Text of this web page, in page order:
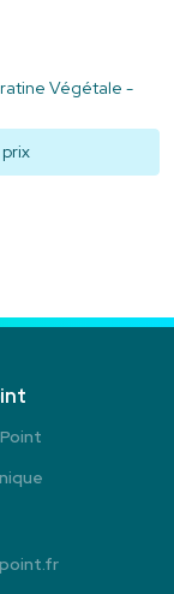
Végétale -